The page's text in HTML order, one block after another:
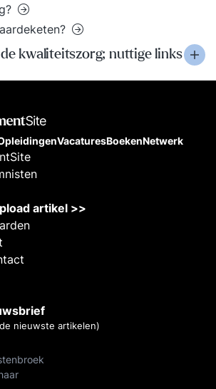
kwaliteitszorg; nuttige links
VacaturesBoekenNetwerk
artikel >>
nieuwste artikelen)